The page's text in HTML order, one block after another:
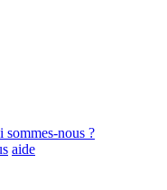
sommes-nous ?
aide